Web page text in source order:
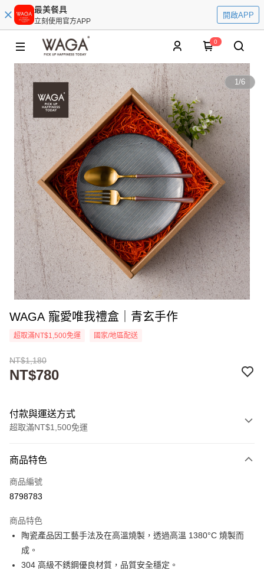
最美餐具
立刻使用官方APP
開啟APP
0
1/6
WAGA 寵愛唯我禮盒｜青玄手作
超取滿NT$1,500免運 國家/地區配送
NT$1,180
NT$780
付款與運送方式
超取滿NT$1,500免運
信用卡一次付款
超商取貨付款
街口支付
悠遊付
商品特色
商品編號
8798783
商品特色
陶瓷產品因工藝手法及在高溫燒製，透過高溫 1380°C 燒製而
成。
304 高級不銹鋼優良材質，品質安全穩定。